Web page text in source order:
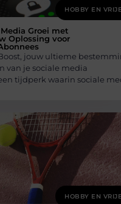
HOBBY EN
Groei met
Oplossing voor
jouw ultieme
van je sociale media
tijdperk waarin sociale
HOBBY EN